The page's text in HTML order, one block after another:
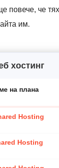
повече, че
им.
хостинг
на плана
Hosting
Hosting